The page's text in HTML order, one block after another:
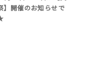
】開催のお知らせで